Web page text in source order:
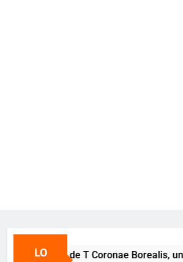
LO2024 de T Coronae Borealis,